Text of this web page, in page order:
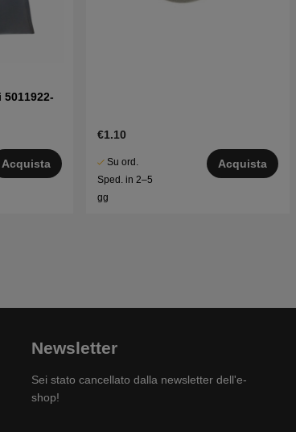
Acquista
€1.10
Su ord.
Sped. in 2–5
gg
Acquista
Newsletter
Sei stato cancellato dalla newsletter dell'e-
shop!